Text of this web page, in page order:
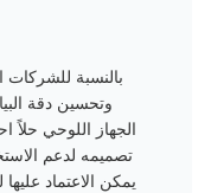
بالنسبة
وتحسين دقة
الجهاز اللوحي حلاً
تصميمه لدعم
يمكن الاعتماد